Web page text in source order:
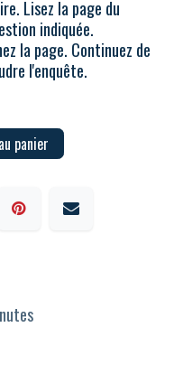
Lisez la page du
indiquée.
la page. Continuez de
l'enquête.
panier